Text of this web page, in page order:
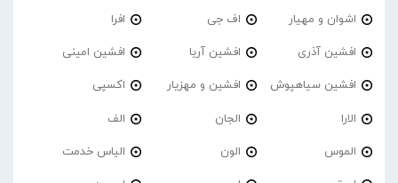
اشوان و مهیار اف جی افرا
افشین آذری افشین آریا افشین امینی
افشین سیاهپوش افشین و مهزیار اکسپی
الارا الجان الف
الموس الون الیاس خدمت